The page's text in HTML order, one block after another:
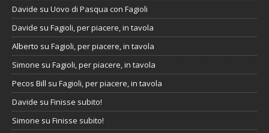
Davide su Uovo di Pasqua con Fagioli
Davide su Fagioli, per piacere, in tavola
Alberto su Fagioli, per piacere, in tavola
Simone su Fagioli, per piacere, in tavola
Pecos Bill su Fagioli, per piacere, in tavola
Davide su Finisse subito!
Simone su Finisse subito!